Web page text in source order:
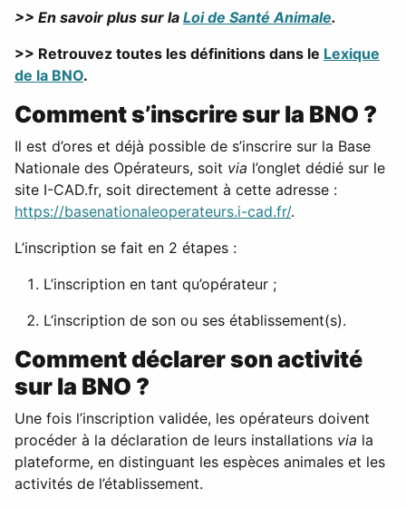
>> En savoir plus sur la Loi de Santé Animale.
>> Retrouvez toutes les définitions dans le Lexique
de la BNO.
Comment s’inscrire sur la BNO ?
Il est d’ores et déjà possible de s’inscrire sur la Base
Nationale des Opérateurs, soit via l’onglet dédié sur le
site I-CAD.fr, soit directement à cette adresse :
https://basenationaleoperateurs.i-cad.fr/.
L’inscription se fait en 2 étapes :
L’inscription en tant qu’opérateur ;
L’inscription de son ou ses établissement(s).
Comment déclarer son activité
sur la BNO ?
Une fois l’inscription validée, les opérateurs doivent
procéder à la déclaration de leurs installations via la
plateforme, en distinguant les espèces animales et les
activités de l’établissement.